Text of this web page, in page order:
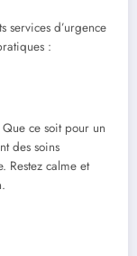
services d’urgence
:
ce soit pour un
des soins
Restez calme et